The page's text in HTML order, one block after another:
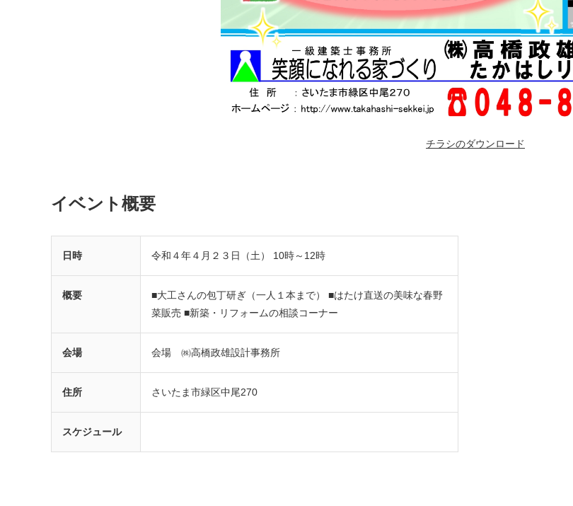
チラシのダウンロード
イベント概要
日時 令和４年４月２３日（土） 10時～12時
概要
■大工さんの包丁研ぎ（一人１本まで） ■はたけ直送の美味な春野
菜販売 ■新築・リフォームの相談コーナー
会場 会場 ㈱高橋政雄設計事務所
住所 さいたま市緑区中尾270
スケジュール